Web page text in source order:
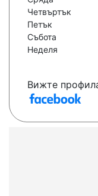
Четвъртък
Петък
Събота
Неделя
Вижте